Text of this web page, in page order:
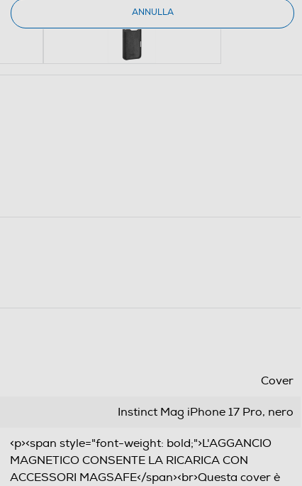
Cover
Instinct Mag iPhone 17 Pro, nero
<p><span style="font-weight: bold;">L'AGGANCIO
MAGNETICO CONSENTE LA RICARICA CON
ACCESSORI MAGSAFE</span><br>Questa cover è
ANNULLA